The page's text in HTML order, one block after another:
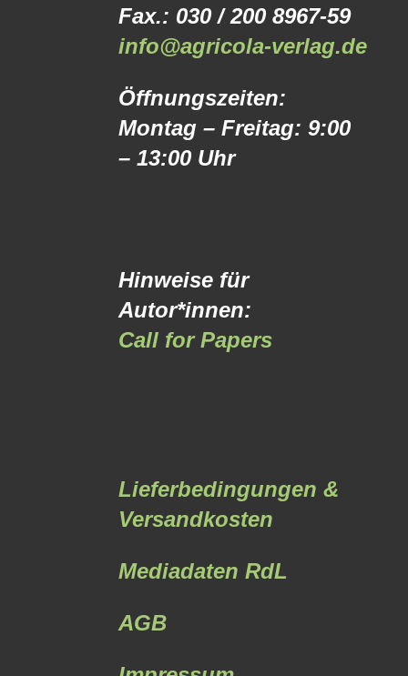
Fax.: 030 / 200 8967-59
info@agricola-verlag.de
Öffnungszeiten:
Montag – Freitag: 9:00
– 13:00 Uhr
Hinweise für
Autor*innen:
Call for Papers
Lieferbedingungen &
Versandkosten
Mediadaten RdL
AGB